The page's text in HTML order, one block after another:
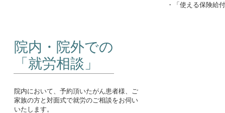
・「使える保険給
院内・院外での
「就労相談」
院内において、予約頂いたがん患者様、ご
家族の方と対面式で就労のご相談をお伺い
いたします。